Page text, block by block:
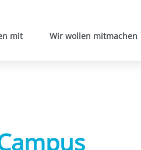
mit Wir wollen mitmachen